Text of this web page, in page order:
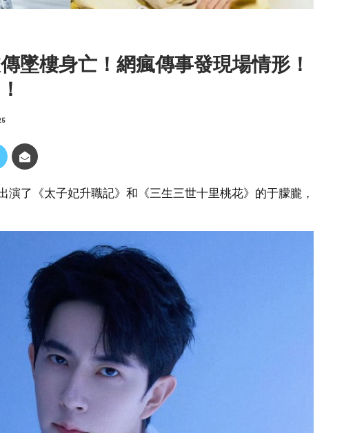
墜樓身亡！網瘋傳事發現場情形！
演了《太子妃升職記》和《三生三世十里桃花》的于朦朧，